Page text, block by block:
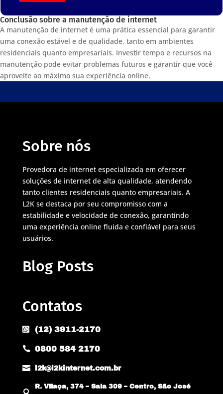
Conclusão sobre a manutenção de internet
A manutenção de internet é uma prática essencial para garantir
uma conexão estável e de qualidade, tanto em ambientes
residenciais quanto empresariais. Investir tempo e recursos na
manutenção pode evitar problemas futuros e garantir que você
aproveite ao máximo sua experiência online.
Sobre nós
Provedora de internet especializada em oferecer
soluções de internet de alta qualidade, atendendo
tanto clientes residenciais quanto empresariais. A
L2K se destaca por seu compromisso com a
estabilidade e velocidade de conexão, garantindo
uma experiência online fluida e confiável para seus
usuários.
Blog Posts
Contatos
 (12) 3911-2170
 0800 584 2170
 l2k@l2kinternet.com.br

R. Vilaça, 374 – Sala 309 – Centro, São José